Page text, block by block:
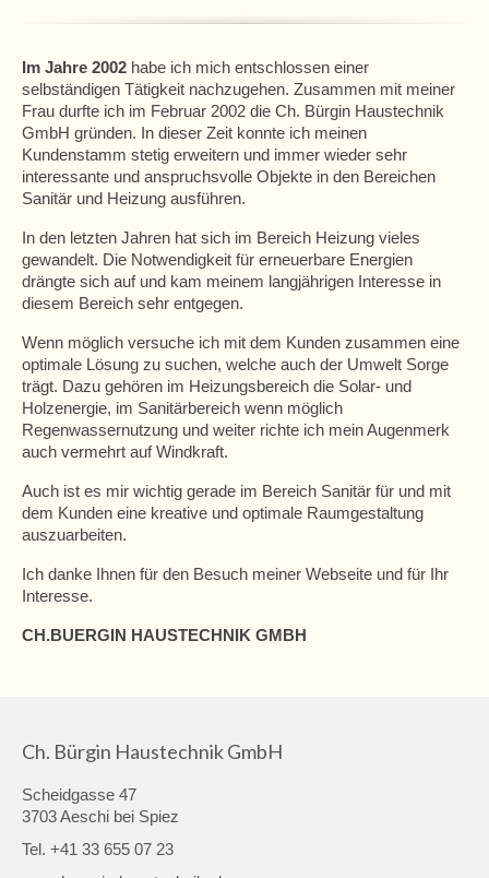
Im Jahre 2002 habe ich mich entschlossen einer
selbständigen Tätigkeit nachzugehen. Zusammen mit meiner
Frau durfte ich im Februar 2002 die Ch. Bürgin Haustechnik
GmbH gründen. In dieser Zeit konnte ich meinen
Kundenstamm stetig erweitern und immer wieder sehr
interessante und anspruchsvolle Objekte in den Bereichen
Sanitär und Heizung ausführen.
In den letzten Jahren hat sich im Bereich Heizung vieles
gewandelt. Die Notwendigkeit für erneuerbare Energien
drängte sich auf und kam meinem langjährigen Interesse in
diesem Bereich sehr entgegen.
Wenn möglich versuche ich mit dem Kunden zusammen eine
optimale Lösung zu suchen, welche auch der Umwelt Sorge
trägt. Dazu gehören im Heizungsbereich die Solar- und
Holzenergie, im Sanitärbereich wenn möglich
Regenwassernutzung und weiter richte ich mein Augenmerk
auch vermehrt auf Windkraft.
Auch ist es mir wichtig gerade im Bereich Sanitär für und mit
dem Kunden eine kreative und optimale Raumgestaltung
auszuarbeiten.
Ich danke Ihnen für den Besuch meiner Webseite und für Ihr
Interesse.
CH.BUERGIN HAUSTECHNIK GMBH
Ch. Bürgin Haustechnik GmbH
Scheidgasse 47
3703 Aeschi bei Spiez
Tel. +41 33 655 07 23